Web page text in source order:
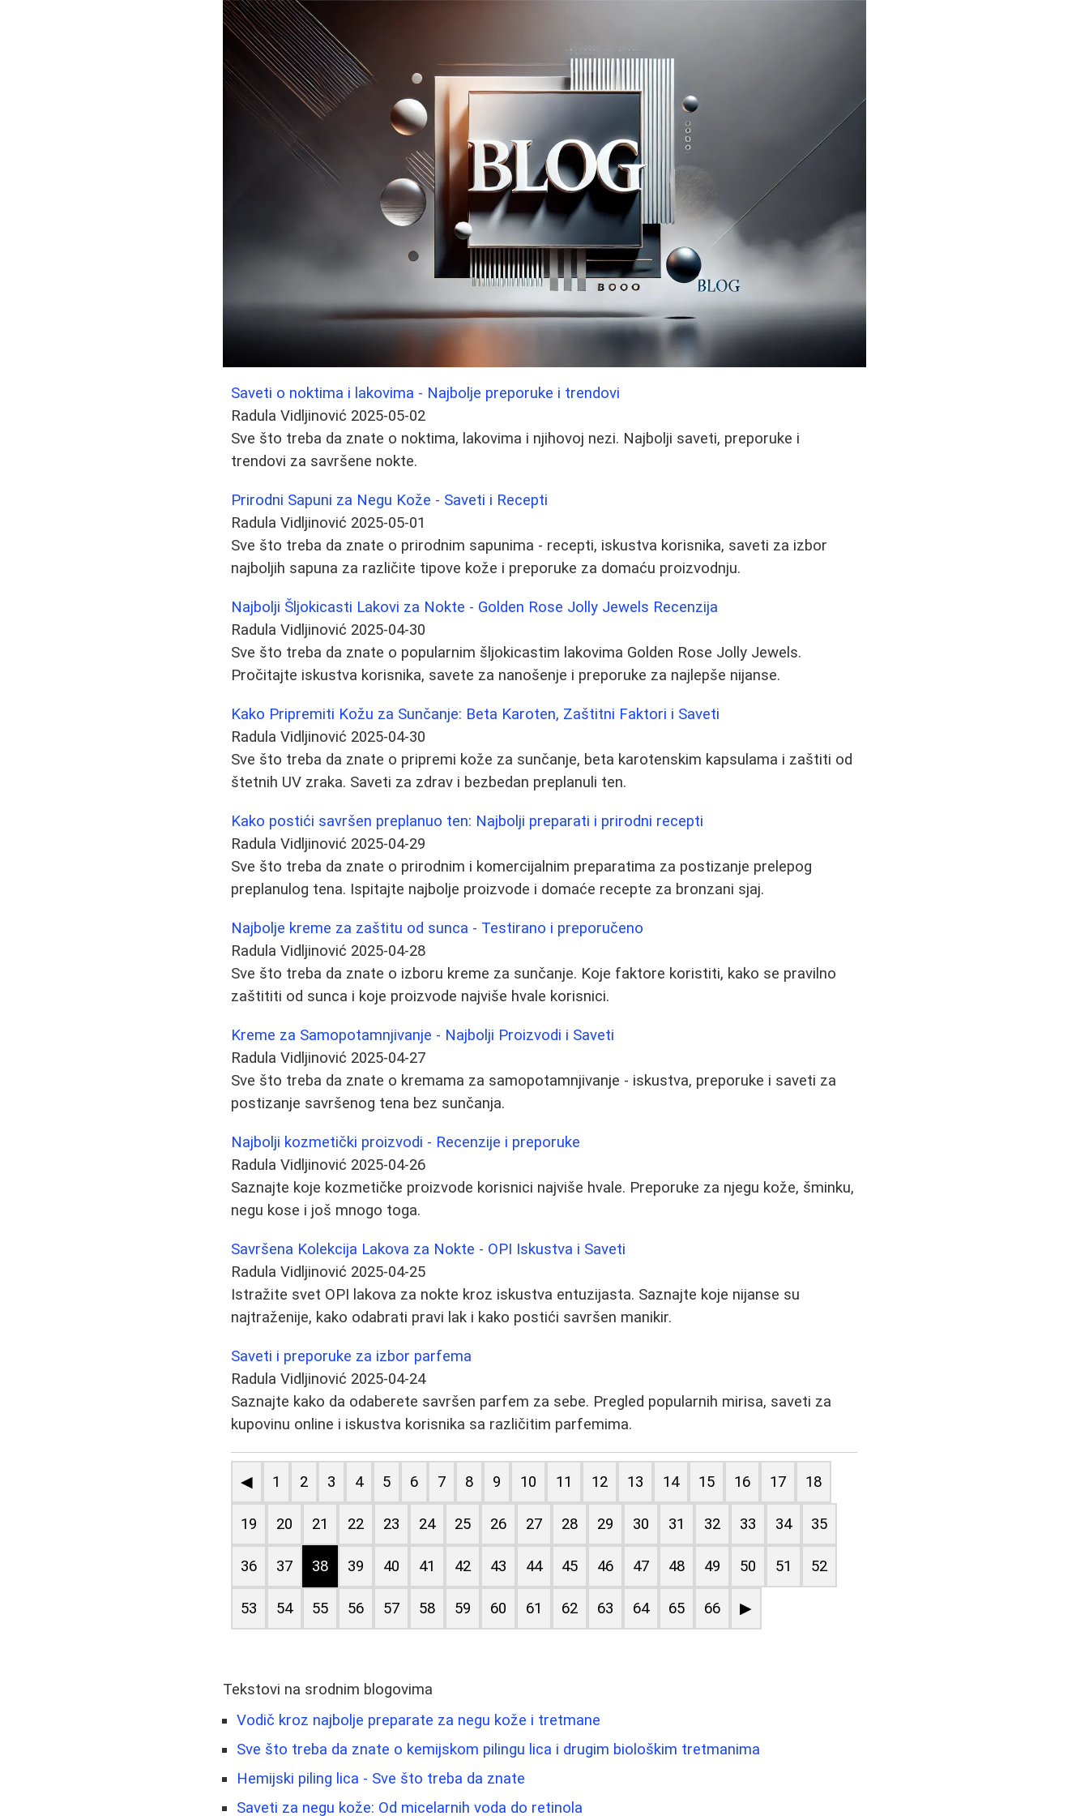
Saveti o noktima i lakovima - Najbolje preporuke i trendovi
Radula Vidljinović 2025-05-02
Sve što treba da znate o noktima, lakovima i njihovoj nezi. Najbolji saveti, preporuke i
trendovi za savršene nokte.
Prirodni Sapuni za Negu Kože - Saveti i Recepti
Radula Vidljinović 2025-05-01
Sve što treba da znate o prirodnim sapunima - recepti, iskustva korisnika, saveti za izbor
najboljih sapuna za različite tipove kože i preporuke za domaću proizvodnju.
Najbolji Šljokicasti Lakovi za Nokte - Golden Rose Jolly Jewels Recenzija
Radula Vidljinović 2025-04-30
Sve što treba da znate o popularnim šljokicastim lakovima Golden Rose Jolly Jewels.
Pročitajte iskustva korisnika, savete za nanošenje i preporuke za najlepše nijanse.
Kako Pripremiti Kožu za Sunčanje: Beta Karoten, Zaštitni Faktori i Saveti
Radula Vidljinović 2025-04-30
Sve što treba da znate o pripremi kože za sunčanje, beta karotenskim kapsulama i zaštiti od
štetnih UV zraka. Saveti za zdrav i bezbedan preplanuli ten.
Kako postići savršen preplanuo ten: Najbolji preparati i prirodni recepti
Radula Vidljinović 2025-04-29
Sve što treba da znate o prirodnim i komercijalnim preparatima za postizanje prelepog
preplanulog tena. Ispitajte najbolje proizvode i domaće recepte za bronzani sjaj.
Najbolje kreme za zaštitu od sunca - Testirano i preporučeno
Radula Vidljinović 2025-04-28
Sve što treba da znate o izboru kreme za sunčanje. Koje faktore koristiti, kako se pravilno
zaštititi od sunca i koje proizvode najviše hvale korisnici.
Kreme za Samopotamnjivanje - Najbolji Proizvodi i Saveti
Radula Vidljinović 2025-04-27
Sve što treba da znate o kremama za samopotamnjivanje - iskustva, preporuke i saveti za
postizanje savršenog tena bez sunčanja.
Najbolji kozmetički proizvodi - Recenzije i preporuke
Radula Vidljinović 2025-04-26
Saznajte koje kozmetičke proizvode korisnici najviše hvale. Preporuke za njegu kože, šminku,
negu kose i još mnogo toga.
Savršena Kolekcija Lakova za Nokte - OPI Iskustva i Saveti
Radula Vidljinović 2025-04-25
Istražite svet OPI lakova za nokte kroz iskustva entuzijasta. Saznajte koje nijanse su
najtraženije, kako odabrati pravi lak i kako postići savršen manikir.
Saveti i preporuke za izbor parfema
Radula Vidljinović 2025-04-24
Saznajte kako da odaberete savršen parfem za sebe. Pregled popularnih mirisa, saveti za
kupovinu online i iskustva korisnika sa različitim parfemima.
◀ 1 2 3 4 5 6 7 8 9 10 11 12 13 14 15 16 17 18
19 20 21 22 23 24 25 26 27 28 29 30 31 32 33 34 35
36 37 38 39 40 41 42 43 44 45 46 47 48 49 50 51 52
53 54 55 56 57 58 59 60 61 62 63 64 65 66 ▶
Tekstovi na srodnim blogovima
Vodič kroz najbolje preparate za negu kože i tretmane
Sve što treba da znate o kemijskom pilingu lica i drugim biološkim tretmanima
Hemijski piling lica - Sve što treba da znate
Saveti za negu kože: Od micelarnih voda do retinola